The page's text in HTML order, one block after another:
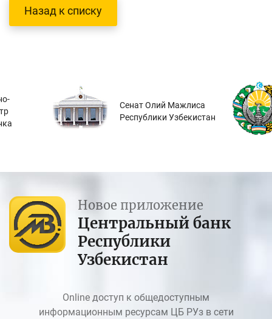
Назад к списку
Сенат Олий Мажлиса
Республики Узбекистан
Новое приложение
Центральный банк
Республики
Узбекистан
Online доступ к общедоступным
информационным ресурсам ЦБ РУз в сети